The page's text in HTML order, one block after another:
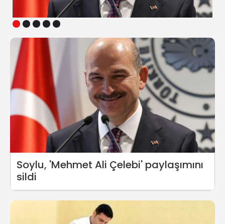
1 2 3 4 5
Soylu, 'Mehmet Ali Çelebi' paylaşımını
sildi